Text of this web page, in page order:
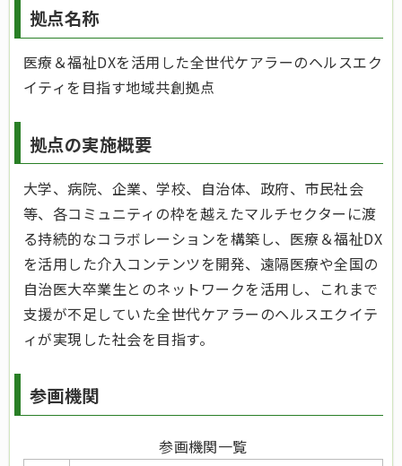
拠点名称
医療＆福祉DXを活用した全世代ケアラーのヘルスエク
イティを目指す地域共創拠点
拠点の実施概要
大学、病院、企業、学校、自治体、政府、市民社会
等、各コミュニティの枠を越えたマルチセクターに渡
る持続的なコラボレーションを構築し、医療＆福祉DX
を活用した介入コンテンツを開発、遠隔医療や全国の
自治医大卒業生とのネットワークを活用し、これまで
支援が不足していた全世代ケアラーのヘルスエクイテ
ィが実現した社会を目指す。
参画機関
参画機関一覧